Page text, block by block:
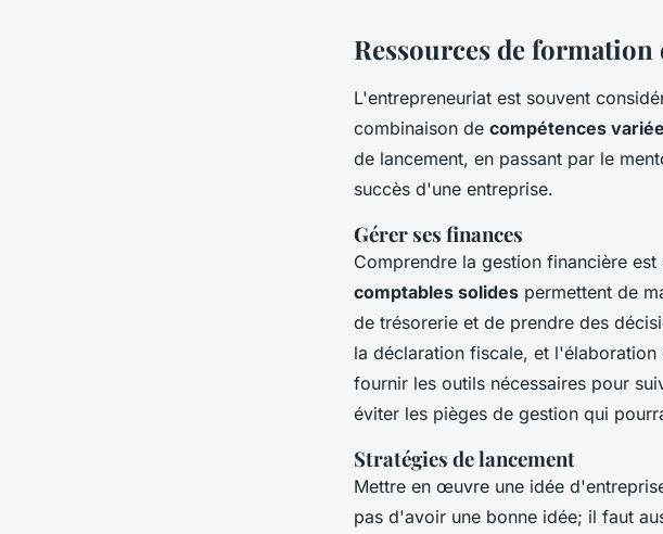
Ressources de
L'entrepreneuriat est souvent
combinaison de compétences
de lancement, en passant par le
succès d'une entreprise.
Gérer ses finances
Comprendre la gestion financière
comptables solides permettent de
de trésorerie et de prendre des
la déclaration fiscale, et
fournir les outils nécessaires pour
éviter les pièges de gestion qui
Stratégies de lancement
Mettre en œuvre une idée
pas d'avoir une bonne idée; il faut